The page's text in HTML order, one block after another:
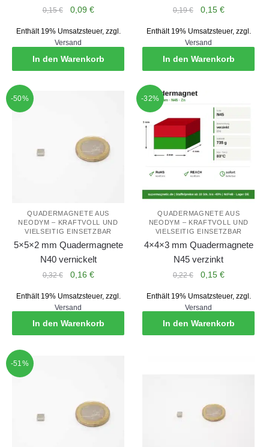
0,15€
Ursprünglicher
war:
0,15 €
0,09 €Aktueller
ist:
0,09 €.
Enthält 19% Umsatzsteuer, zzgl.
Versand
In den Warenkorb
0,19€
Ursprünglicher
war:
0,19 €
0,15 €Aktueller
ist:
0,15 €.
Enthält 19% Umsatzsteuer, zzgl.
Versand
In den Warenkorb
-50%
QUADERMAGNETE AUS
NEODYM – KRAFTVOLL UND
VIELSEITIG EINSETZBAR
5×5×2 mm Quadermagnete
N40 vernickelt
0,32€
Ursprünglicher
war:
0,32 €
0,16 €Aktueller
ist:
0,16 €.
Enthält 19% Umsatzsteuer, zzgl.
Versand
In den Warenkorb
-32%
QUADERMAGNETE AUS
NEODYM – KRAFTVOLL UND
VIELSEITIG EINSETZBAR
4×4×3 mm Quadermagnete
N45 verzinkt
0,22€
Ursprünglicher
war:
0,22 €
0,15 €Aktueller
ist:
0,15 €.
Enthält 19% Umsatzsteuer, zzgl.
Versand
In den Warenkorb
-51%